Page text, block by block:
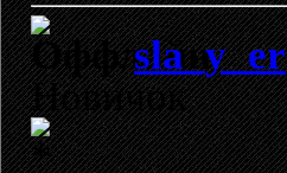
sla_y_er
Новичок